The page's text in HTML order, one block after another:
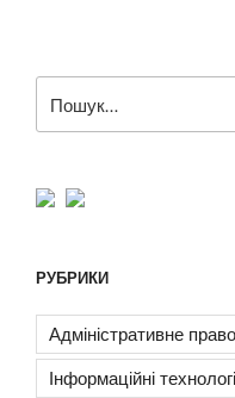
за
РУБРИКИ
Адміністративне
Інформаційні